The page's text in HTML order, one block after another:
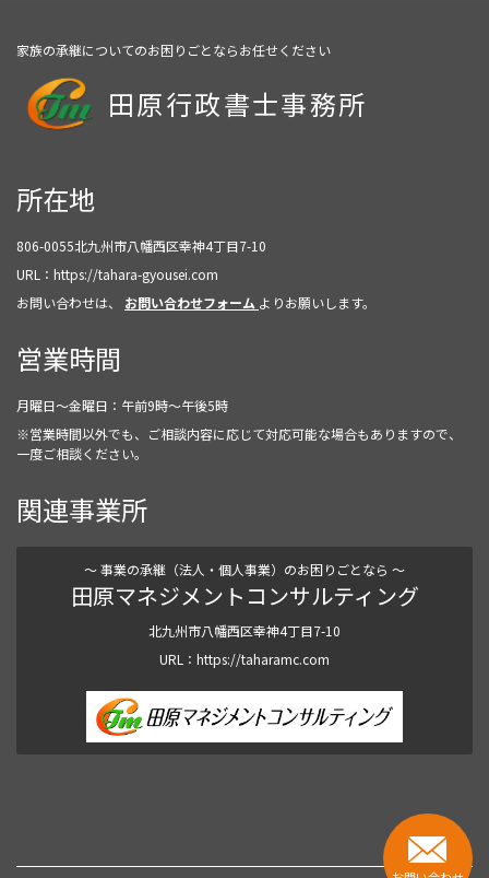
家族の承継についてのお困りごとならお任せください
田原行政書士事務所
所在地
806-0055北九州市八幡西区幸神4丁目7-10
URL： https://tahara-gyousei.com
お問い合わせは、 お問い合わせフォーム よりお願いします。
営業時間
月曜日～金曜日： 午前9時～午後5時
※営業時間以外でも、ご相談内容に応じて対応可能な場合もありますので、
一度ご相談ください。
関連事業所
〜 事業の承継（法人・個人事業）のお困りごとなら 〜
田原マネジメントコンサルティング
北九州市八幡西区幸神4丁目7-10
URL： https://taharamc.com
Site Map